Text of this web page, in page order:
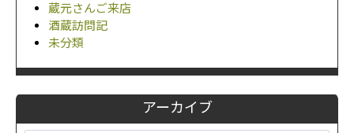
蔵元さんご来店
酒蔵訪問記
未分類
アーカイブ